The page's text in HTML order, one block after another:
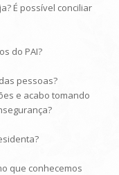
É possível conciliar
do PAI?
pessoas?
e acabo tomando
que conhecemos